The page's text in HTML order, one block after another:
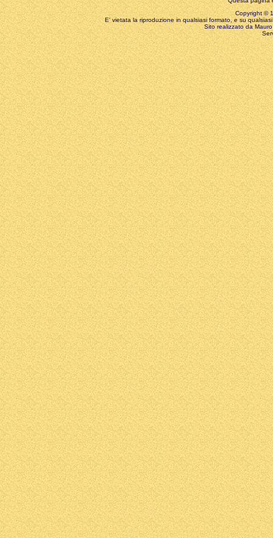
Copyright ©
E' vietata la riproduzione in qualsiasi formato, e su
Sito realizzato da